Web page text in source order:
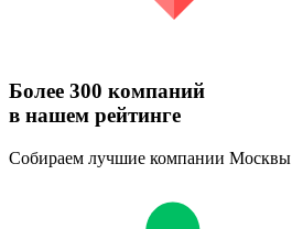
Более 300 компаний
в нашем рейтинге
Собираем лучшие компании Москвы